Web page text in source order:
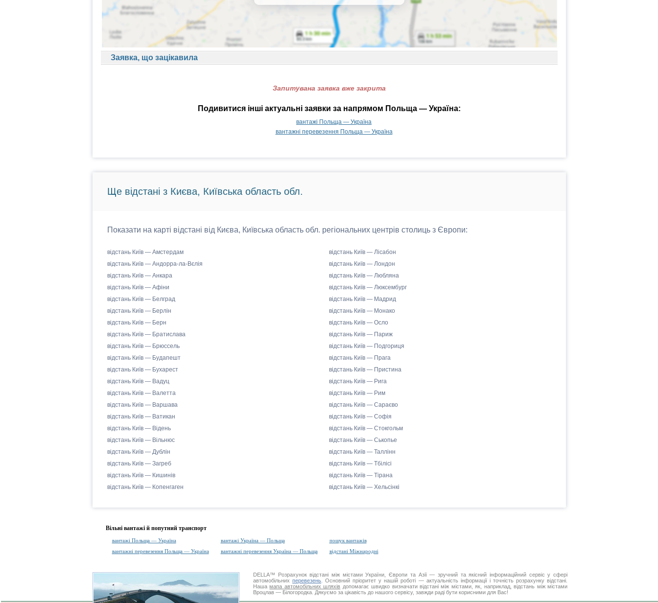
Заявка, що зацікавила
Запитувана заявка вже закрита
Подивитися інші актуальні заявки за напрямом Польща — Україна:
вантажі Польща — Україна
вантажні перевезення Польща — Україна
Ще відстані з Києва, Київська область обл.
Показати на карті відстані від Києва, Київська область обл. регіональних центрів столиць з Європи:
відстань Київ — Амстердам
відстань Київ — Андорра-ла-Вєлія
відстань Київ — Анкара
відстань Київ — Афіни
відстань Київ — Белград
відстань Київ — Берлін
відстань Київ — Берн
відстань Київ — Братислава
відстань Київ — Брюссель
відстань Київ — Будапешт
відстань Київ — Бухарест
відстань Київ — Вадуц
відстань Київ — Валетта
відстань Київ — Варшава
відстань Київ — Ватикан
відстань Київ — Відень
відстань Київ — Вільнюс
відстань Київ — Дублін
відстань Київ — Загреб
відстань Київ — Кишинів
відстань Київ — Копенгаген
відстань Київ — Лісабон
відстань Київ — Лондон
відстань Київ — Любляна
відстань Київ — Люксембург
відстань Київ — Мадрид
відстань Київ — Монако
відстань Київ — Осло
відстань Київ — Париж
відстань Київ — Подгориця
відстань Київ — Прага
відстань Київ — Пристина
відстань Київ — Рига
відстань Київ — Рим
відстань Київ — Сараєво
відстань Київ — Софія
відстань Київ — Стокгольм
відстань Київ — Ськопье
відстань Київ — Таллінн
відстань Київ — Тбілісі
відстань Київ — Тірана
відстань Київ — Хельсінкі
Вільні вантажі й попутний транспорт
вантажі Польща — Україна вантажі Україна — Польща
пошук вантажів
вантажні перевезення Польща — Україна
вантажні перевезення Україна — Польща відстані Міжнародні
DELLA™ Розрахунок відстані між містами України, Європи та Азії — зручний та якісний інформаційний сервіс у сфері
автомобільнихперевезень . Основний пріоритет у нашій роботі — актуальність інформації і точність розрахунку відстані.
Нашамапа автомобільних шляхів допомагає швидко визначати відстані між містами, як, наприклад, відстань між містами
Вроцлав — Білогородка. Дякуємо за цікавість до нашого сервісу, завжди раді бути корисними для Вас!